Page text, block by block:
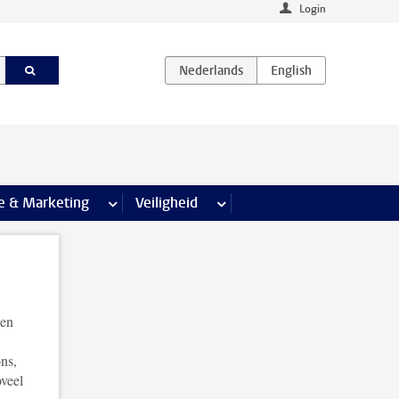
Login
& Marketing meer Communicatie & Marketing pagina’s
Veiligheid meer Veiligheid pagina’s